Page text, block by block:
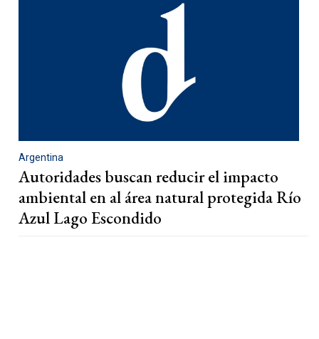
Argentina
Autoridades buscan reducir el impacto
ambiental en al área natural protegida Río
Azul Lago Escondido